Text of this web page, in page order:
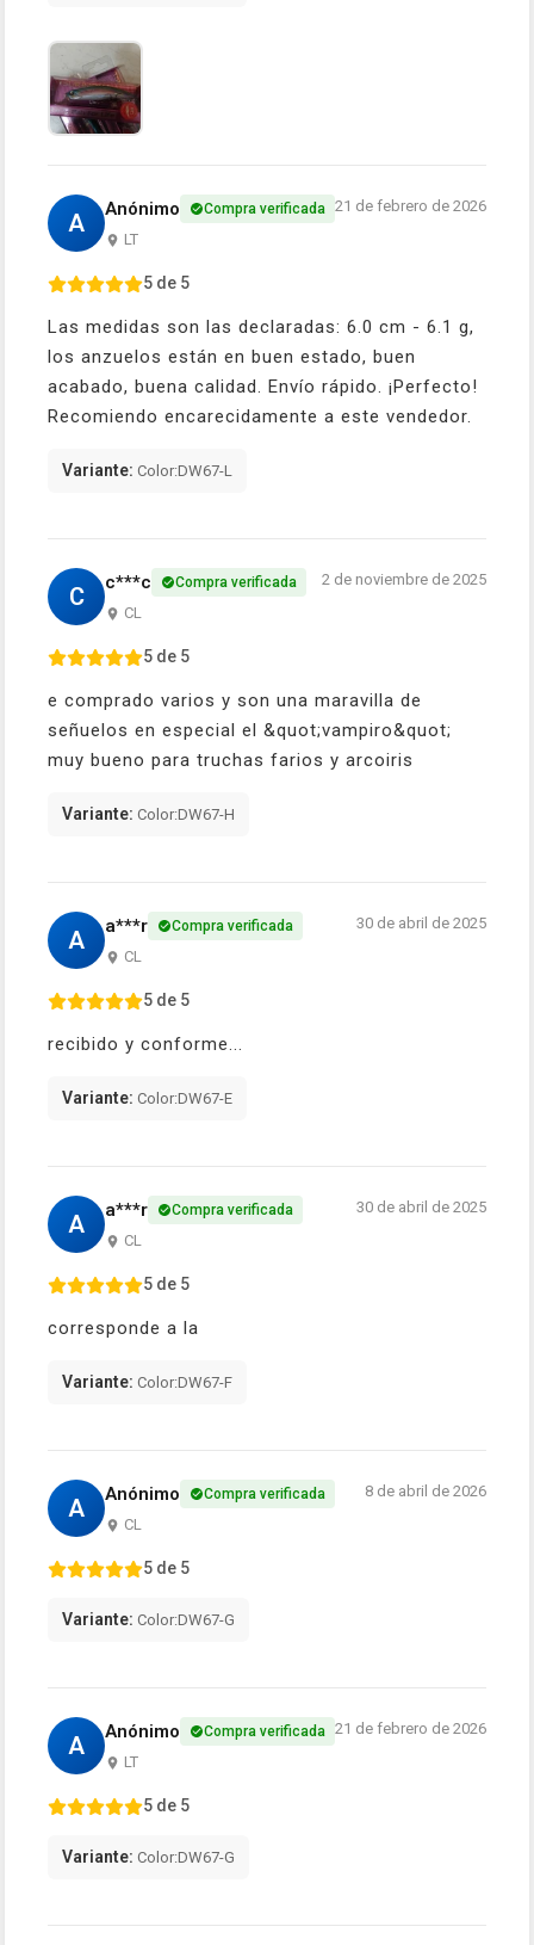
A Anónimo Compra verificada
LT
21 de febrero de 2026
5 de 5
Las medidas son las declaradas: 6.0 cm - 6.1 g,
los anzuelos están en buen estado, buen
acabado, buena calidad. Envío rápido. ¡Perfecto!
Recomiendo encarecidamente a este vendedor.
Variante: Color:DW67-L
C c***c Compra verificada
CL
2 de noviembre de 2025
5 de 5
e comprado varios y son una maravilla de
señuelos en especial el &quot;vampiro&quot;
muy bueno para truchas farios y arcoiris
Variante: Color:DW67-H
A a***r Compra verificada
CL
30 de abril de 2025
5 de 5
recibido y conforme...
Variante: Color:DW67-E
A a***r Compra verificada
CL
30 de abril de 2025
5 de 5
corresponde a la
Variante: Color:DW67-F
A Anónimo Compra verificada
CL
8 de abril de 2026
5 de 5
Variante: Color:DW67-G
A Anónimo Compra verificada
LT
21 de febrero de 2026
5 de 5
Variante: Color:DW67-G